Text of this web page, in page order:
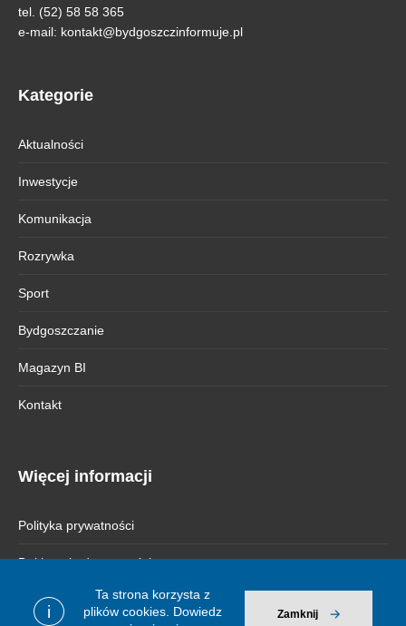
i
Ta strona korzysta z
plików cookies. Dowiedz
Zamknij
tel. (52) 58 58 365
e-mail: kontakt@bydgoszczinformuje.pl
Kategorie
Aktualności
Inwestycje
Komunikacja
Rozrywka
Sport
Bydgoszczanie
Magazyn BI
Kontakt
Więcej informacji
Polityka prywatności
Deklaracja dostępności